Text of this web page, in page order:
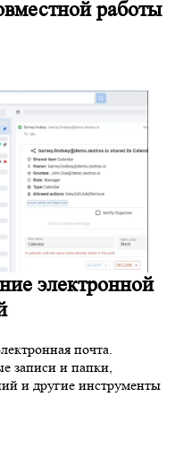
работы
электронной
почта.
записи и папки,
и другие инструменты